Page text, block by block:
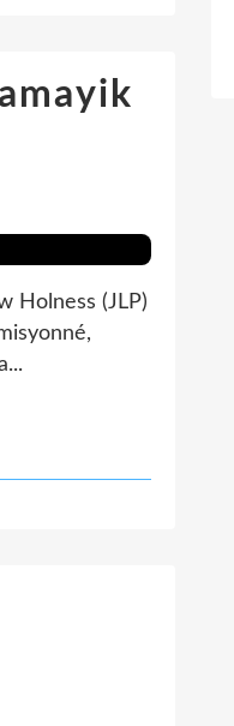
Holness (JLP)